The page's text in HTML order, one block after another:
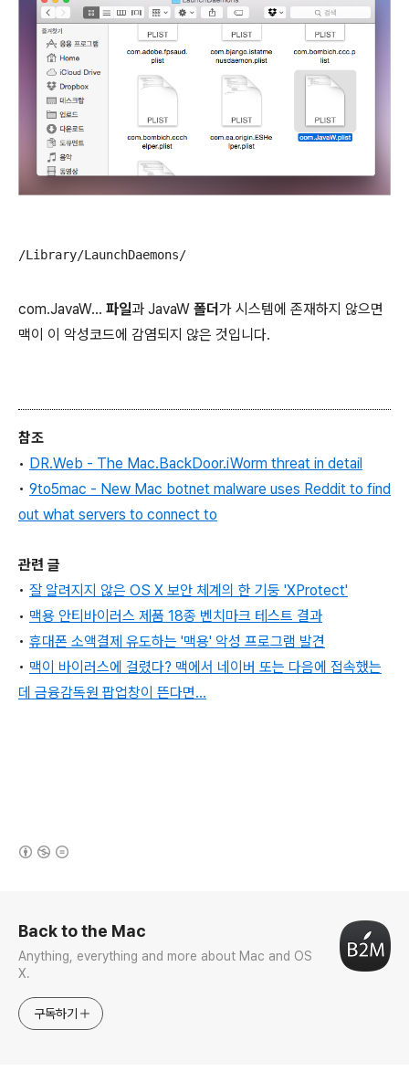
/Library/LaunchDaemons/
com.JavaW... 파일과 JavaW 폴더가 시스템에 존재하지 않으면
맥이 이 악성코드에 감염되지 않은 것입니다.
참조
• DR.Web - The Mac.BackDoor.iWorm threat in detail
• 9to5mac - New Mac botnet malware uses Reddit to find
out what servers to connect to
관련 글
• 잘 알려지지 않은 OS X 보안 체계의 한 기둥 'XProtect'
• 맥용 안티바이러스 제품 18종 벤치마크 테스트 결과
• 휴대폰 소액결제 유도하는 '맥용' 악성 프로그램 발견
• 맥이 바이러스에 걸렸다? 맥에서 네이버 또는 다음에 접속했는
데 금융감독원 팝업창이 뜬다면...
Back to the Mac
Anything, everything and more about Mac and OS
X.
구독하기